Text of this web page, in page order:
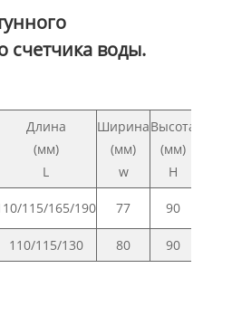
счетчика воды.
Длина
(мм)
L
Ширина
(мм)
w
Высота
(мм)
H
115/165/190 77 90
110/115/130 80 90